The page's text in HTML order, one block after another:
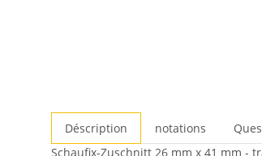
Déscription notations
Schaufix-Zuschnitt 26 mm x 41 mm -